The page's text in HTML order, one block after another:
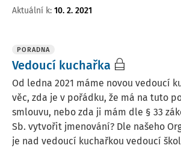
Aktuální k: 10. 2. 2021
PORADNA
Vedoucí kuchařka
Od ledna 2021 máme novou vedoucí
věc, zda je v pořádku, že má na tuto
smlouvu, nebo zda ji mám dle § 33
Sb. vytvořit jmenování? Dle našeho
je nad vedoucí kuchařkou vedoucí